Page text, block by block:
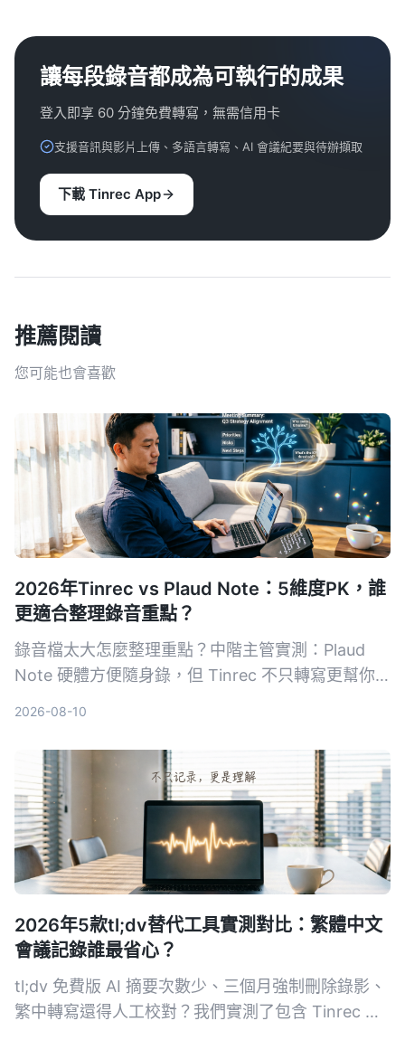
讓每段錄音都成為可執行的成果
登入即享 60 分鐘免費轉寫，無需信用卡
支援音訊與影片上傳、多語言轉寫、AI 會議紀要與待辦擷取
下載 Tinrec App
推薦閱讀
您可能也會喜歡
2026年Tinrec vs Plaud Note：5維度PK，誰
更適合整理錄音重點？
錄音檔太大怎麼整理重點？中階主管實測：Plaud
Note 硬體方便隨身錄，但 Tinrec 不只轉寫更幫你
2026-08-10
2026年5款tl;dv替代工具實測對比：繁體中文
會議記錄誰最省心？
tl;dv 免費版 AI 摘要次數少、三個月強制刪除錄影、
繁中轉寫還得人工校對？我們實測了包含 Tinrec 在